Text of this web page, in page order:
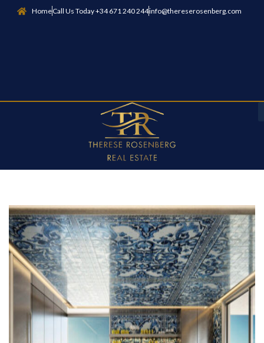
HomeCall Us Today +34 671 240 244info@thereserosenberg.com